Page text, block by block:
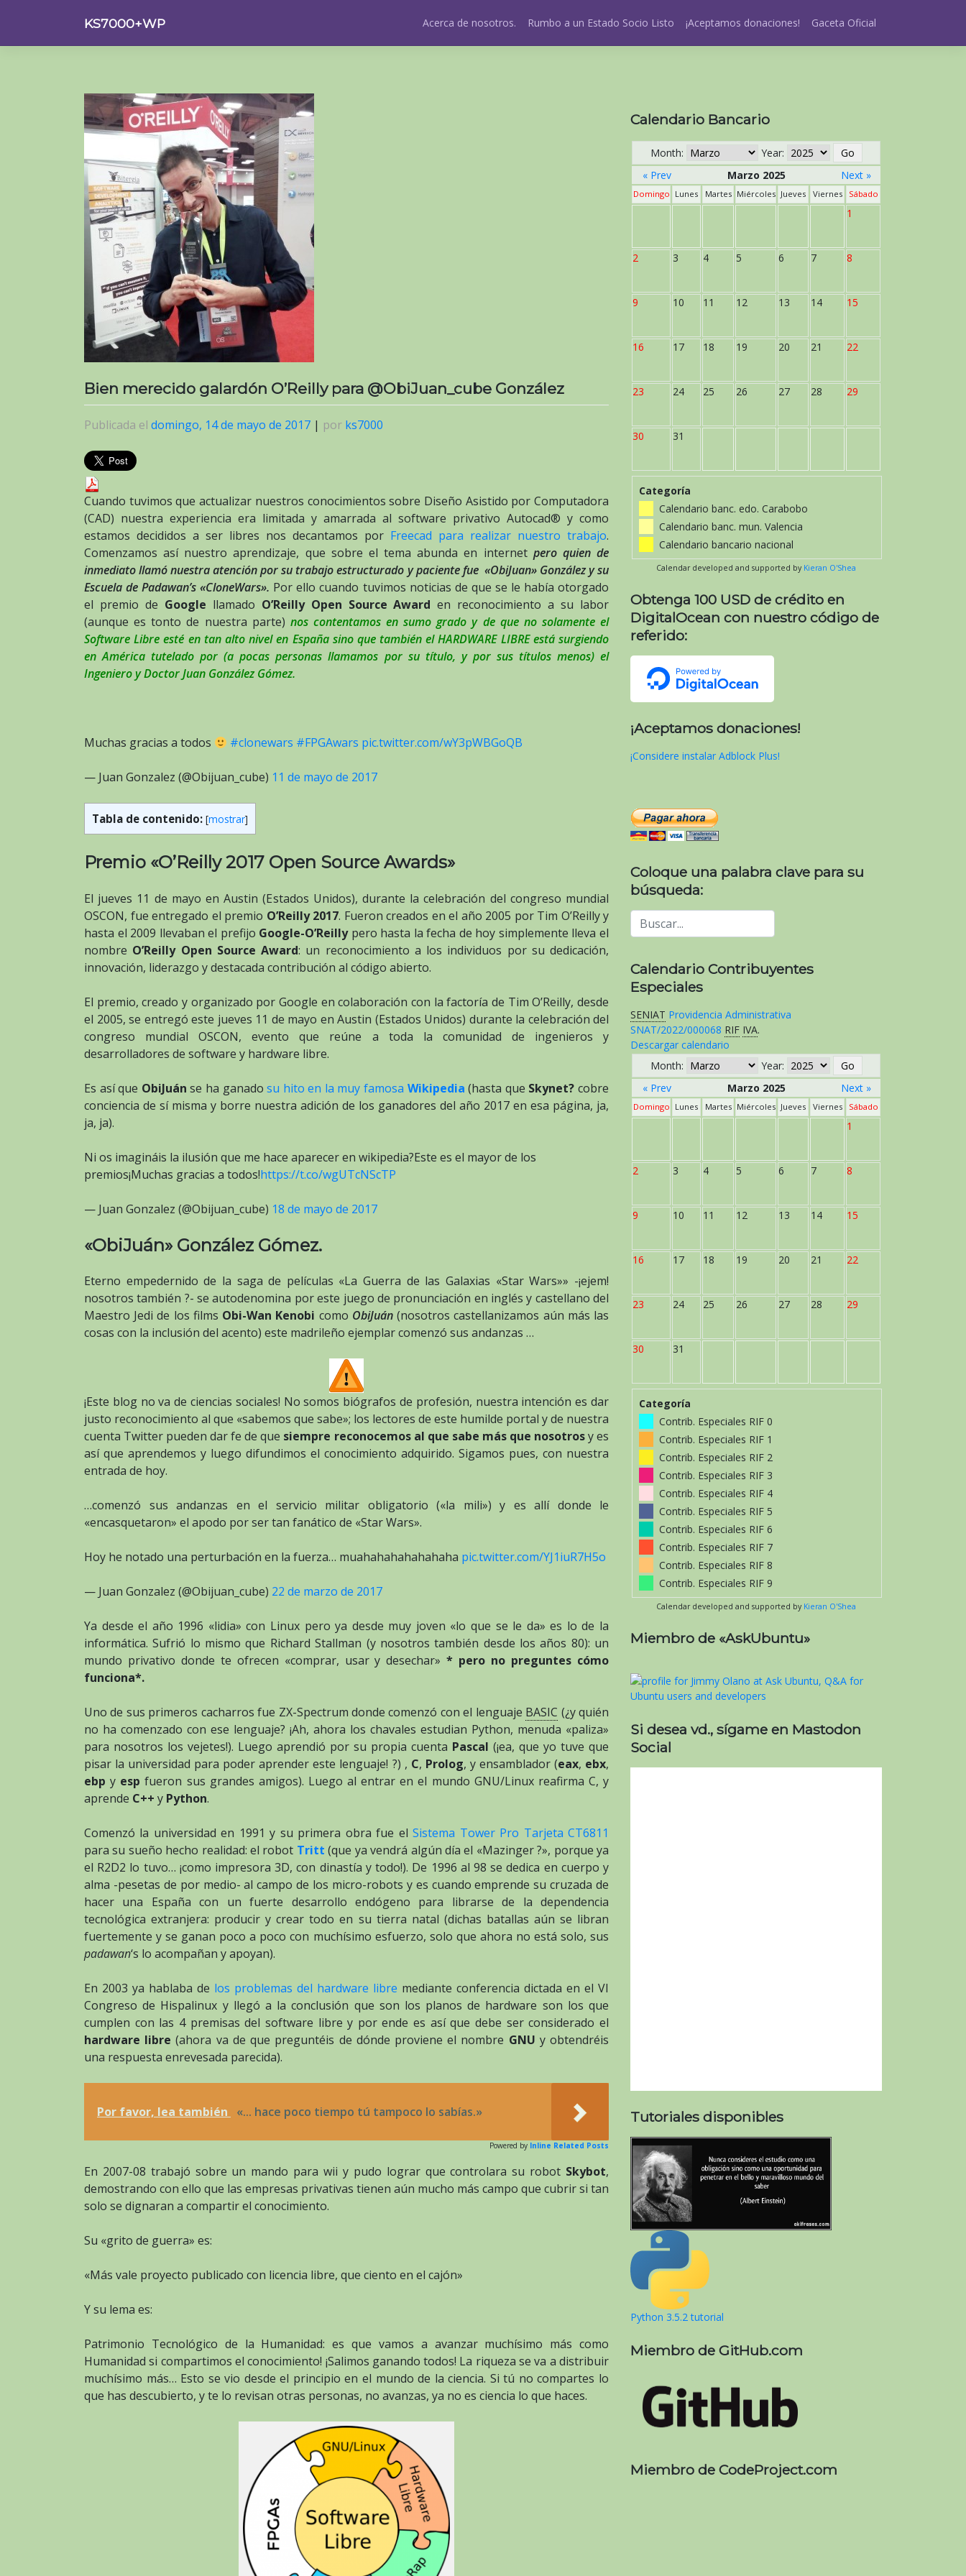
contenido
KS7000+WP Acerca de nosotros. Rumbo a un Estado Socio Listo ¡Aceptamos donaciones! Gaceta Oficial
Bien merecido galardón O’Reilly para @ObiJuan_cube González
Publicada el domingo, 14 de mayo de 2017 | por ks7000
Cuando tuvimos que actualizar nuestros conocimientos sobre Diseño Asistido por Computadora
(CAD) nuestra experiencia era limitada y amarrada al software privativo Autocad® y como
estamos decididos a ser libres nos decantamos por Freecad para realizar nuestro trabajo.
Comenzamos así nuestro aprendizaje, que sobre el tema abunda en internet pero quien de
inmediato llamó nuestra atención por su trabajo estructurado y paciente fue «ObiJuan» González y su
Escuela de Padawan’s «CloneWars». Por ello cuando tuvimos noticias de que se le había otorgado
el premio de Google llamado O’Reilly Open Source Awarden reconocimiento a su labor
(aunque es tonto de nuestra parte) nos contentamos en sumo grado y de que no solamente el
Software Libre esté en tan alto nivel en España sino que también el HARDWARE LIBRE está surgiendo
en América tutelado por (a pocas personas llamamos por su título, y por sus títulos menos) el
Ingeniero y Doctor Juan González Gómez.
Muchas gracias a todos #clonewars #FPGAwars pic.twitter.com/wY3pWBGoQB
— Juan Gonzalez (@Obijuan_cube) 11 de mayo de 2017
Tabla de contenido: [mostrar]
Premio «O’Reilly 2017 Open Source Awards»
El jueves 11 de mayo en Austin (Estados Unidos), durante la celebración del congreso mundial
OSCON, fue entregado el premio O’Reilly 2017. Fueron creados en el año 2005 por Tim O’Reilly y
hasta el 2009 llevaban el prefijo Google-O’Reillypero hasta la fecha de hoy simplemente lleva el
nombre O’Reilly Open Source Award: un reconocimiento a los individuos por su dedicación,
innovación, liderazgo y destacada contribución al código abierto.
El premio, creado y organizado por Google en colaboración con la factoría de Tim O’Reilly, desde
el 2005, se entregó este jueves 11 de mayo en Austin (Estados Unidos) durante la celebración del
congreso mundial OSCON, evento que reúne a toda la comunidad de ingenieros y
desarrolladores de software y hardware libre.
Es así que ObiJuán se ha ganadosu hito en la muy famosa Wikipedia (hasta que Skynet? cobre
conciencia de sí misma y borre nuestra adición de los ganadores del año 2017 en esa página, ja,
ja, ja).
Ni os imagináis la ilusión que me hace aparecer en wikipedia?Este es el mayor de los
premios¡Muchas gracias a todos!https://t.co/wgUTcNScTP
— Juan Gonzalez (@Obijuan_cube) 18 de mayo de 2017
«ObiJuán» González Gómez.
Eterno empedernido de la saga de películas «La Guerra de las Galaxias «Star Wars»» -¡ejem!
nosotros también ?- se autodenomina por este juego de pronunciación en inglés y castellano del
Maestro Jedi de los films Obi-Wan Kenobi como ObiJuán(nosotros castellanizamos aún más las
cosas con la inclusión del acento) este madrileño ejemplar comenzó sus andanzas …
¡Este blog no va de ciencias sociales! No somos biógrafos de profesión, nuestra intención es dar
justo reconocimiento al que «sabemos que sabe»; los lectores de este humilde portal y de nuestra
cuenta Twitter pueden dar fe de que siempre reconocemos al que sabe más que nosotrosy es
así que aprendemos y luego difundimos el conocimiento adquirido. Sigamos pues, con nuestra
entrada de hoy.
…comenzó sus andanzas en el servicio militar obligatorio («la mili») y es allí donde le
«encasquetaron» el apodo por ser tan fanático de «Star Wars».
Hoy he notado una perturbación en la fuerza… muahahahahahahaha pic.twitter.com/YJ1iuR7H5o
— Juan Gonzalez (@Obijuan_cube) 22 de marzo de 2017
Ya desde el año 1996 «lidia» con Linux pero ya desde muy joven «lo que se le da» es lo de la
informática. Sufrió lo mismo que Richard Stallman (y nosotros también desde los años 80): un
mundo privativo donde te ofrecen «comprar, usar y desechar»* pero no preguntes cómo
funciona*.
Uno de sus primeros cacharros fue ZX-Spectrum donde comenzó con el lenguaje BASIC (¿y quién
no ha comenzado con ese lenguaje? ¡Ah, ahora los chavales estudian Python, menuda «paliza»
para nosotros los vejetes!). Luego aprendió por su propia cuenta Pascal (¡ea, que yo tuve que
pisar la universidad para poder aprender este lenguaje! ?) , C, Prolog, y ensamblador (eax, ebx,
ebp y esp fueron sus grandes amigos). Luego al entrar en el mundo GNU/Linux reafirma C, y
aprende C++ y Python.
Comenzó la universidad en 1991 y su primera obra fue elSistema Tower Pro Tarjeta CT6811
para su sueño hecho realidad: el robot Tritt (que ya vendrá algún día el «Mazinger ?», porque ya
el R2D2 lo tuvo… ¡como impresora 3D, con dinastía y todo!). De 1996 al 98 se dedica en cuerpo y
alma -pesetas de por medio- al campo de los micro-robots y es cuando emprende su cruzada de
hacer una España con un fuerte desarrollo endógeno para librarse de la dependencia
tecnológica extranjera: producir y crear todo en su tierra natal (dichas batallas aún se libran
fuertemente y se ganan poco a poco con muchísimo esfuerzo, solo que ahora no está solo, sus
padawan‘s lo acompañan y apoyan).
En 2003 ya hablaba de los problemas del hardware libre mediante conferencia dictada en el VI
Congreso de Hispalinux y llegó a la conclusión que son los planos de hardware son los que
cumplen con las 4 premisas del software libre y por ende es así que debe ser considerado el
hardware libre (ahora va de que preguntéis de dónde proviene el nombre GNU y obtendréis
una respuesta enrevesada parecida).
Por favor, lea también «... hace poco tiempo tú tampoco lo sabías.»
Powered by Inline Related Posts
En 2007-08 trabajó sobre un mando para wii y pudo lograr que controlara su robot Skybot,
demostrando con ello que las empresas privativas tienen aún mucho más campo que cubrir si tan
solo se dignaran a compartir el conocimiento.
Su «grito de guerra» es:
«Más vale proyecto publicado con licencia libre, que ciento en el cajón»
Y su lema es:
Patrimonio Tecnológico de la Humanidad: es que vamos a avanzar muchísimo más como
Humanidad si compartimos el conocimiento! ¡Salimos ganando todos! La riqueza se va a distribuir
muchísimo más… Esto se vio desde el principio en el mundo de la ciencia. Si tú no compartes lo
que has descubierto, y te lo revisan otras personas, no avanzas, ya no es ciencia lo que haces.
Calendario Bancario
Month:
Year:
« Prev
Marzo 2025 Next »
Domingo Lunes Martes Miércoles Jueves Viernes Sábado
1
2 3 4 5 6 7 8
9 10 11 12 13 14 15
16 17 18 19 20 21 22
23 24 25 26 27 28 29
30 31
Categoría
Calendario banc. edo. Carabobo
Calendario banc. mun. Valencia
Calendario bancario nacional
Calendar developed and supported by Kieran O'Shea
Obtenga 100 USD de crédito en
DigitalOcean con nuestro código de
referido:
¡Aceptamos donaciones!
¡Considere instalar Adblock Plus!
Coloque una palabra clave para su
búsqueda:
Calendario Contribuyentes
Especiales
SENIAT Providencia Administrativa
SNAT/2022/000068 RIF IVA.
Descargar calendario
Month:
Year:
« Prev
Marzo 2025 Next »
Domingo Lunes Martes Miércoles Jueves Viernes Sábado
1
2 3 4 5 6 7 8
9 10 11 12 13 14 15
16 17 18 19 20 21 22
23 24 25 26 27 28 29
30 31
Categoría
Contrib. Especiales RIF 0
Contrib. Especiales RIF 1
Contrib. Especiales RIF 2
Contrib. Especiales RIF 3
Contrib. Especiales RIF 4
Contrib. Especiales RIF 5
Contrib. Especiales RIF 6
Contrib. Especiales RIF 7
Contrib. Especiales RIF 8
Contrib. Especiales RIF 9
Calendar developed and supported by Kieran O'Shea
Miembro de «AskUbuntu»
Si desea vd., sígame en Mastodon
Social
Tutoriales disponibles
Python 3.5.2 tutorial
Miembro de GitHub.com
Miembro de CodeProject.com